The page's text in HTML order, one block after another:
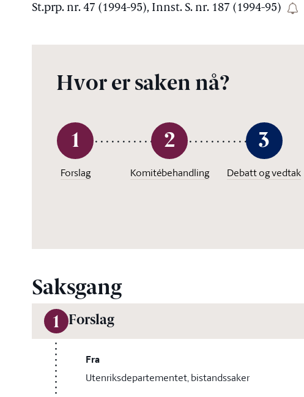
St.prp. nr. 47 (1994-95), Innst. S. nr. 187 (1994-95)
Hvor er saken nå?
1
Forslag
2
Komitébehandling
3
Debatt og vedtak
Saksgang
1 Forslag
Fra
Utenriksdepartementet, bistandssaker